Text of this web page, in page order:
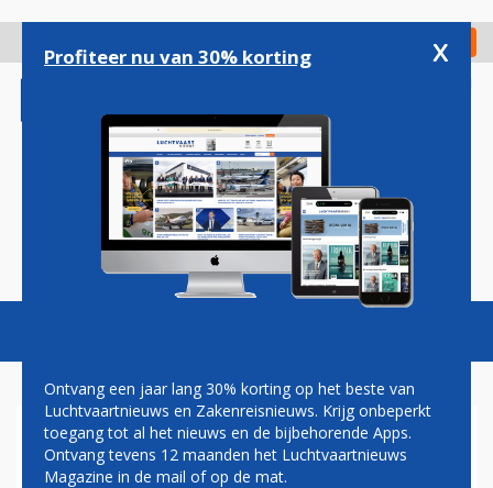
gaan
Check in
Magazine Podcasts Vacatures
VRACHT
Profiteer nu van 30% korting x
Ontvang een jaar lang 30% korting op het beste van
Luchtvaartnieuws en Zakenreisnieuws. Krijg onbeperkt
toegang tot al het nieuws en de bijbehorende Apps.
Ontvang tevens 12 maanden het Luchtvaartnieuws
Magazine in de mail of op de mat.